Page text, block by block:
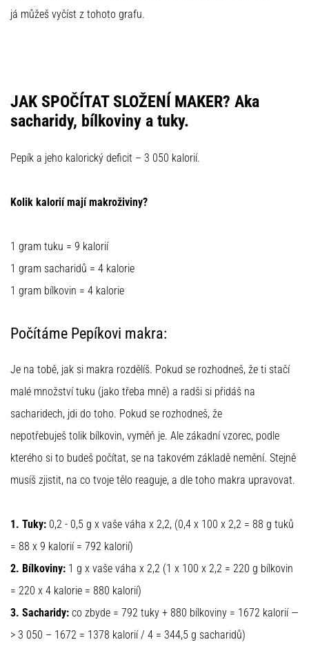
já můžeš vyčíst z tohoto grafu.
JAK SPOČÍTAT SLOŽENÍ MAKER? Aka
sacharidy, bílkoviny a tuky.
Pepík a jeho kalorický deficit – 3 050 kalorií.
Kolik kalorií mají makroživiny?
1 gram tuku = 9 kalorií
1 gram sacharidů = 4 kalorie
1 gram bílkovin = 4 kalorie
Počítáme Pepíkovi makra:
Je na tobě, jak si makra rozdělíš. Pokud se rozhodneš, že ti stačí
malé množství tuku (jako třeba mně) a radši si přidáš na
sacharidech, jdi do toho. Pokud se rozhodneš, že
nepotřebuješ tolik bílkovin, vyměň je. Ale zákadní vzorec, podle
kterého si to budeš počítat, se na takovém základě nemění. Stejně
musíš zjistit, na co tvoje tělo reaguje, a dle toho makra upravovat.
1. Tuky: 0,2 - 0,5 g x vaše váha x 2,2, (0,4 x 100 x 2,2 = 88 g tuků
= 88 x 9 kalorií = 792 kalorií)
2. Bílkoviny: 1 g x vaše váha x 2,2 (1 x 100 x 2,2 = 220 g bílkovin
= 220 x 4 kalorie = 880 kalorií)
3. Sacharidy: co zbyde = 792 tuky + 880 bílkoviny = 1672 kalorií —
> 3 050 – 1672 = 1378 kalorií / 4 = 344,5 g sacharidů)